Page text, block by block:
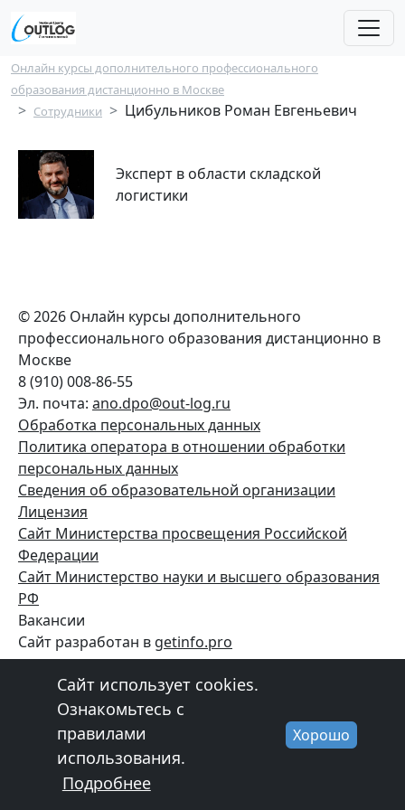
Перейти к основному содержанию
Строка навигации
Онлайн курсы дополнительного профессионального
образования дистанционно в Москве
Сотрудники
Цибульников Роман Евгеньевич
Эксперт в области складской
логистики
© 2026 Онлайн курсы дополнительного
профессионального образования дистанционно в
Москве
8 (910) 008-86-55
Эл. почта: ano.dpo@out-log.ru
Обработка персональных данных
Политика оператора в отношении обработки
персональных данных
Сведения об образовательной организации
Лицензия
Сайт Министерства просвещения Российской
Федерации
Сайт Министерство науки и высшего образования
РФ
Вакансии
Сайт разработан в getinfo.pro
Сайт использует cookies.
Ознакомьтесь с
правилами
использования.
Подробнее
Хорошо